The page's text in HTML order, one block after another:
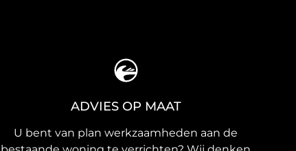
ADVIES OP MAAT
U bent van plan werkzaamheden aan de